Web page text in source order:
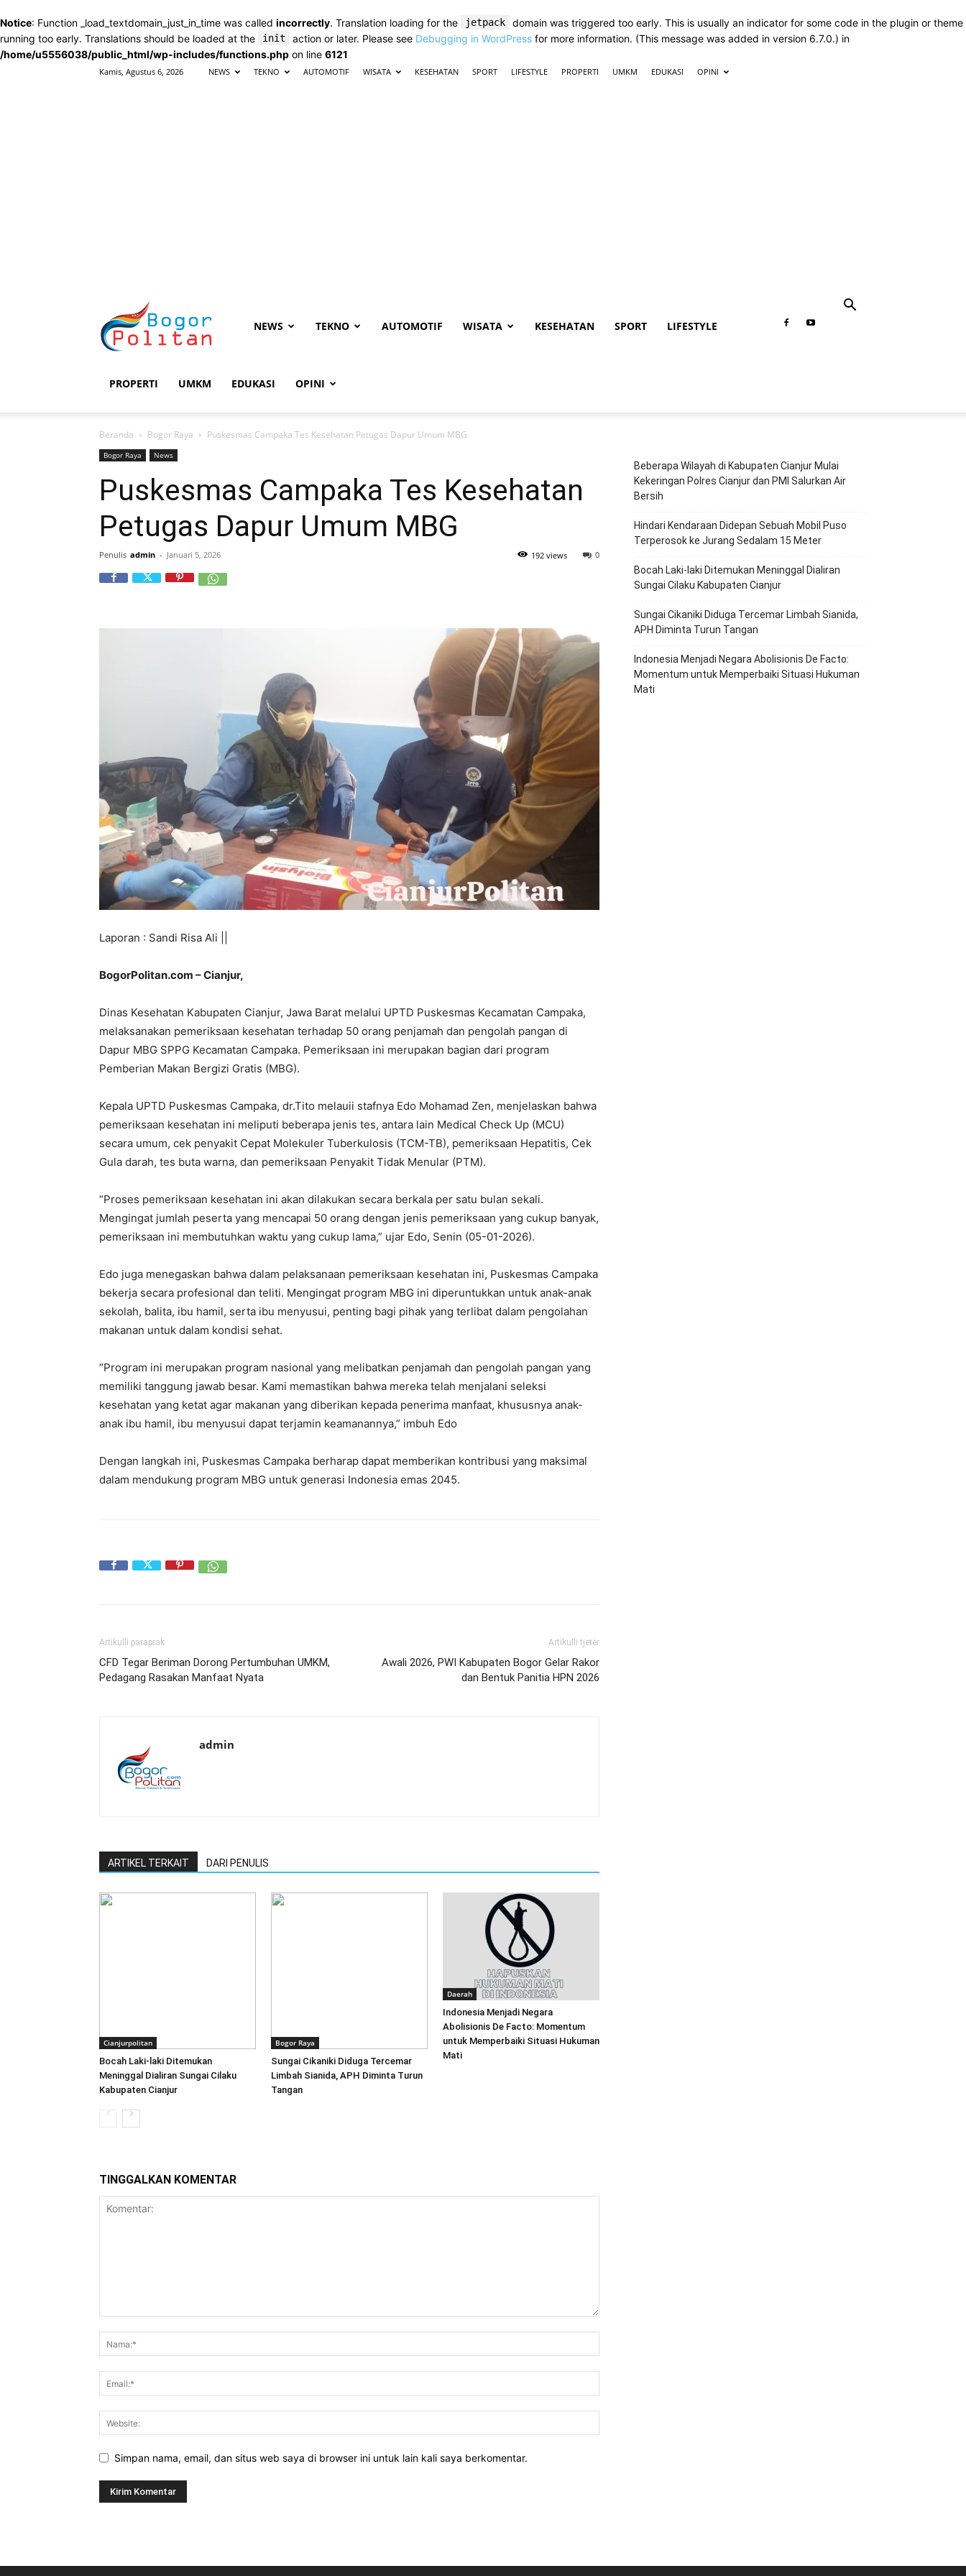
Notice: Function _load_textdomain_just_in_time was called incorrectly. Translation loading for the jetpack
domain was triggered too early. This is usually an indicator for some code in the plugin or theme
running too early. Translations should be loaded at the
init action or later. Please see Debugging in WordPress for more information. (This message was added in version 6.7.0.) in
/home/u5556038/public_html/wp-includes/functions.php on line 6121
Kamis, Agustus 6, 2026 NEWS TEKNO AUTOMOTIF WISATA KESEHATAN SPORT LIFESTYLE PROPERTI UMKM EDUKASI OPINI
Bogorpolitan
NEWS TEKNO AUTOMOTIF WISATA KESEHATAN SPORT LIFESTYLE
PROPERTI UMKM EDUKASI OPINI
Beranda Bogor Raya Puskesmas Campaka Tes Kesehatan Petugas Dapur Umum MBG
Bogor Raya News
Puskesmas Campaka Tes Kesehatan
Petugas Dapur Umum MBG
Penulis admin - Januari 5, 2026 0
192 views
Laporan : Sandi Risa Ali ||
BogorPolitan.com – Cianjur,
Dinas Kesehatan Kabupaten Cianjur, Jawa Barat melalui UPTD Puskesmas Kecamatan Campaka,
melaksanakan pemeriksaan kesehatan terhadap 50 orang penjamah dan pengolah pangan di
Dapur MBG SPPG Kecamatan Campaka. Pemeriksaan ini merupakan bagian dari program
Pemberian Makan Bergizi Gratis (MBG).
Kepala UPTD Puskesmas Campaka, dr.Tito melauii stafnya Edo Mohamad Zen, menjelaskan bahwa
pemeriksaan kesehatan ini meliputi beberapa jenis tes, antara lain Medical Check Up (MCU)
secara umum, cek penyakit Cepat Molekuler Tuberkulosis (TCM-TB), pemeriksaan Hepatitis, Cek
Gula darah, tes buta warna, dan pemeriksaan Penyakit Tidak Menular (PTM).
“Proses pemeriksaan kesehatan ini akan dilakukan secara berkala per satu bulan sekali.
Mengingat jumlah peserta yang mencapai 50 orang dengan jenis pemeriksaan yang cukup banyak,
pemeriksaan ini membutuhkan waktu yang cukup lama,” ujar Edo, Senin (05-01-2026).
Edo juga menegaskan bahwa dalam pelaksanaan pemeriksaan kesehatan ini, Puskesmas Campaka
bekerja secara profesional dan teliti. Mengingat program MBG ini diperuntukkan untuk anak-anak
sekolah, balita, ibu hamil, serta ibu menyusui, penting bagi pihak yang terlibat dalam pengolahan
makanan untuk dalam kondisi sehat.
“Program ini merupakan program nasional yang melibatkan penjamah dan pengolah pangan yang
memiliki tanggung jawab besar. Kami memastikan bahwa mereka telah menjalani seleksi
kesehatan yang ketat agar makanan yang diberikan kepada penerima manfaat, khususnya anak-
anak ibu hamil, ibu menyusui dapat terjamin keamanannya,” imbuh Edo
Dengan langkah ini, Puskesmas Campaka berharap dapat memberikan kontribusi yang maksimal
dalam mendukung program MBG untuk generasi Indonesia emas 2045.
Artikulli paraprak
CFD Tegar Beriman Dorong Pertumbuhan UMKM,
Pedagang Rasakan Manfaat Nyata
Artikulli tjetër
Awali 2026, PWI Kabupaten Bogor Gelar Rakor
dan Bentuk Panitia HPN 2026
admin
ARTIKEL TERKAIT DARI PENULIS
Cianjurpolitan
Bocah Laki-laki Ditemukan
Meninggal Dialiran Sungai Cilaku
Kabupaten Cianjur
Bogor Raya
Sungai Cikaniki Diduga Tercemar
Limbah Sianida, APH Diminta Turun
Tangan
Daerah
‎Indonesia Menjadi Negara
Abolisionis De Facto: Momentum
untuk Memperbaiki Situasi Hukuman
Mati
TINGGALKAN KOMENTAR
Simpan nama, email, dan situs web saya di browser ini untuk lain kali saya berkomentar.
Beberapa Wilayah di Kabupaten Cianjur Mulai
Kekeringan Polres Cianjur dan PMI Salurkan Air
Bersih
Hindari Kendaraan Didepan Sebuah Mobil Puso
Terperosok ke Jurang Sedalam 15 Meter
Bocah Laki-laki Ditemukan Meninggal Dialiran
Sungai Cilaku Kabupaten Cianjur
Sungai Cikaniki Diduga Tercemar Limbah Sianida,
APH Diminta Turun Tangan
‎Indonesia Menjadi Negara Abolisionis De Facto:
Momentum untuk Memperbaiki Situasi Hukuman
Mati